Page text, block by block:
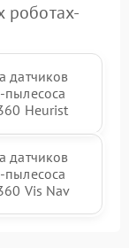
роботах-
датчиков
пылесоса
Heurist
датчиков
пылесоса
Vis Nav